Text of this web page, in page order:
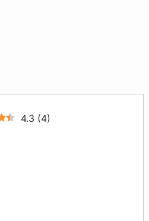
4.3 (4)